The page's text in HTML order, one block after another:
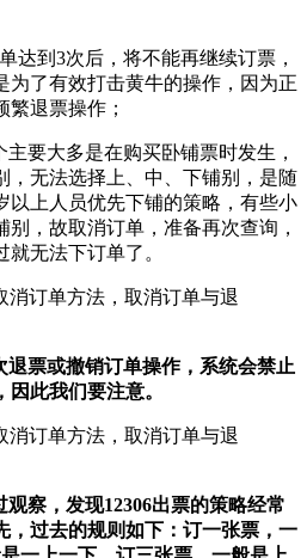
达到3次后，将不能再继续订票，
为了有效打击黄牛的操作，因为正
退票操作；
要大多是在购买卧铺票时发生，
，无法选择上、中、下铺别，是随
以上人员优先下铺的策略，有些小
，故取消订单，准备再次查询，
无法下订单了。
退票或撤销订单操作，系统会禁止
此我们要注意。
观察，发现12306出票的策略经常
，过去的规则如下：订一张票，一